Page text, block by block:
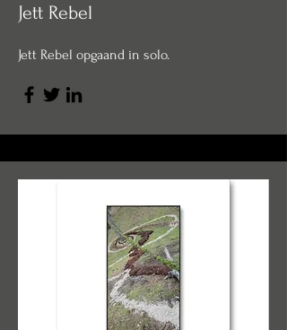
Jett Rebel
Jett Rebel opgaand in solo.